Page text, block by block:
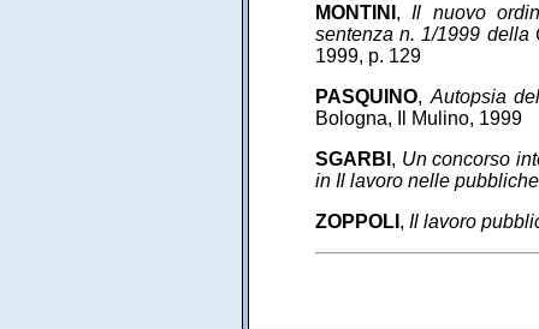
MONTINI ,Il nuovo
sentenza n. 1/1999 della
1999, p. 129
PASQUINO, Autopsia
Bologna, Il Mulino, 1999
SGARBI , Un concorso
in Il lavoro nelle
ZOPPOLI , Il lavoro